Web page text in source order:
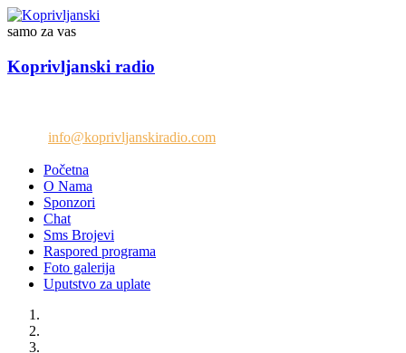
samo za vas
Koprivljanski radio
info@koprivljanskiradio.com
Početna
O Nama
Sponzori
Chat
Sms Brojevi
Raspored programa
Foto galerija
Uputstvo za uplate